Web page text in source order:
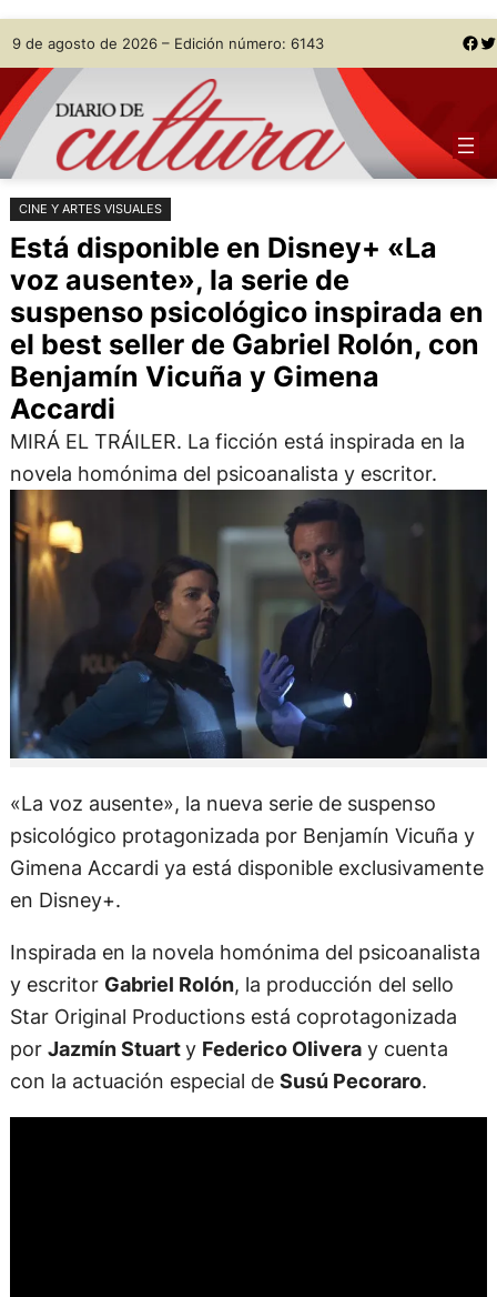
Saltar
al
contenido
Skip
to
content
9 de agosto de 2026 – Edición número: 6143 Facebook Twitter
CINE Y ARTES VISUALES
Está disponible en Disney+ «La
voz ausente», la serie de
suspenso psicológico inspirada en
el best seller de Gabriel Rolón, con
Benjamín Vicuña y Gimena
Accardi
MIRÁ EL TRÁILER. La ficción está inspirada en la
novela homónima del psicoanalista y escritor.
«La voz ausente», la nueva serie de suspenso
psicológico protagonizada por Benjamín Vicuña y
Gimena Accardi ya está disponible exclusivamente
en Disney+.
Inspirada en la novela homónima del psicoanalista
y escritor Gabriel Rolón, la producción del sello
Star Original Productions está coprotagonizada
por Jazmín Stuarty Federico Oliveray cuenta
con la actuación especial de Susú Pecoraro.